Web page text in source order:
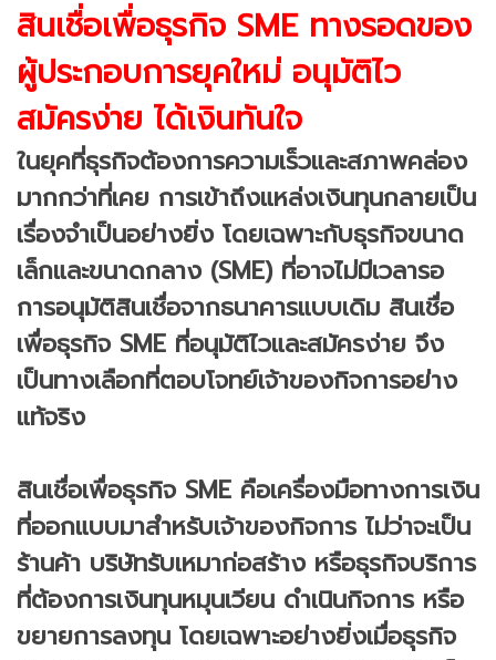
สินเชื่อเพื่อธุรกิจ SME ทางรอดของ
ผู้ประกอบการยุคใหม่ อนุมัติไว
สมัครง่าย ได้เงินทันใจ
ในยุคที่ธุรกิจต้องการความเร็วและสภาพคล่อง
มากกว่าที่เคย การเข้าถึงแหล่งเงินทุนกลายเป็น
เรื่องจำเป็นอย่างยิ่ง โดยเฉพาะกับธุรกิจขนาด
เล็กและขนาดกลาง (SME) ที่อาจไม่มีเวลารอ
การอนุมัติสินเชื่อจากธนาคารแบบเดิม สินเชื่อ
เพื่อธุรกิจ SME ที่อนุมัติไวและสมัครง่าย จึง
เป็นทางเลือกที่ตอบโจทย์เจ้าของกิจการอย่าง
แท้จริง
สินเชื่อเพื่อธุรกิจ SME คือเครื่องมือทางการเงิน
ที่ออกแบบมาสำหรับเจ้าของกิจการ ไม่ว่าจะเป็น
ร้านค้า บริษัทรับเหมาก่อสร้าง หรือธุรกิจบริการ
ที่ต้องการเงินทุนหมุนเวียน ดำเนินกิจการ หรือ
ขยายการลงทุน โดยเฉพาะอย่างยิ่งเมื่อธุรกิจ